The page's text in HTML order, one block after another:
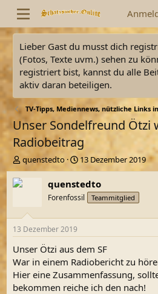
Lieber Gast du musst dich
(Fotos, Texte uvm.) sehen zu
registriert bist, kannst du alle
aktiv daran beteiligen.
TV-Tipps, Mediennews, nützliche Links
Unser Sondelfreund Ötzi
Radiobeitrag
E
r
s
l
e
r
quenstedto
E
r
s
t
e
t
a
m
13 Dezember 2019
quenstedto
Forenfossil Teammitglied
13 Dezember 2019
Unser Ötzi aus dem SF
War in einem Radiobericht zu
Hier eine Zusammenfassung,
bekommen reiche ich den nach!